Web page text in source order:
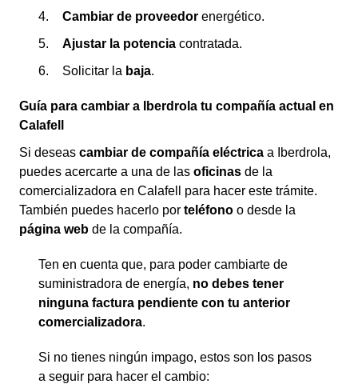
Cambiar de proveedor energético.
Ajustar la potencia contratada.
Solicitar la baja.
Guía para cambiar a Iberdrola tu compañía actual en
Calafell
Si deseas cambiar de compañía eléctrica a Iberdrola,
puedes acercarte a una de las oficinas de la
comercializadora en Calafell para hacer este trámite.
También puedes hacerlo por teléfono o desde la
página web de la compañía.
Ten en cuenta que, para poder cambiarte de
suministradora de energía, no debes tener
ninguna factura pendiente con tu anterior
comercializadora.
Si no tienes ningún impago, estos son los pasos
a seguir para hacer el cambio: